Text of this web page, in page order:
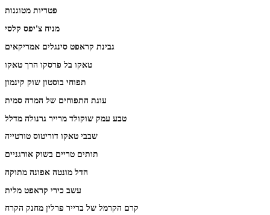
פטריות מטוגנות
מניח צ'יפס קלסי
גבינת קראפט סינגלים אמריקאים
טאקו בל פרסקו הרך טאקו
תפוחי בוסטון שוק קינמון
עוגת התפוחים של המרה סמית
טבע עמק שוקולד מרייר גרנולה מדלל
שבבי טאקו דוריטוס טורטייה
תותים טריים בשוק אורגניים
הדל מונטה אפונה מתוקה
עשב כירי קראפט מלית
קרם הקרמל של ברייר פרלין מחנק הקרח